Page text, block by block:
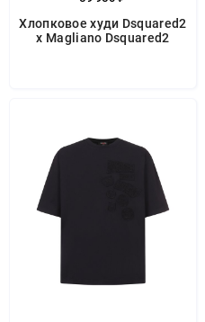
Хлопковое худи Dsquared2
x Magliano Dsquared2